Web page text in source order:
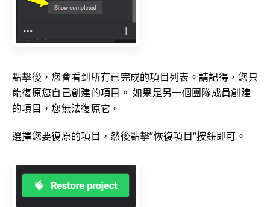
點擊後，您會看到所有已完成的項目列表。請記得，您只
能復原您自己創建的項目。 如果是另一個團隊成員創建
的項目，您無法復原它。
選擇您要復原的項目，然後點擊”恢復項目“按鈕即可。